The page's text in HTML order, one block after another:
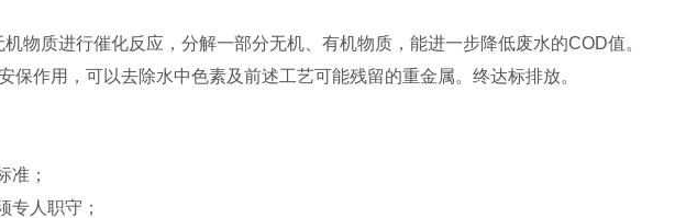
物质进行催化反应，分解一部分无机、有机物质，能进一步降低废水的COD值。
作用，可以去除水中色素及前述工艺可能残留的重金属。终达标排放。
准；
专人职守；